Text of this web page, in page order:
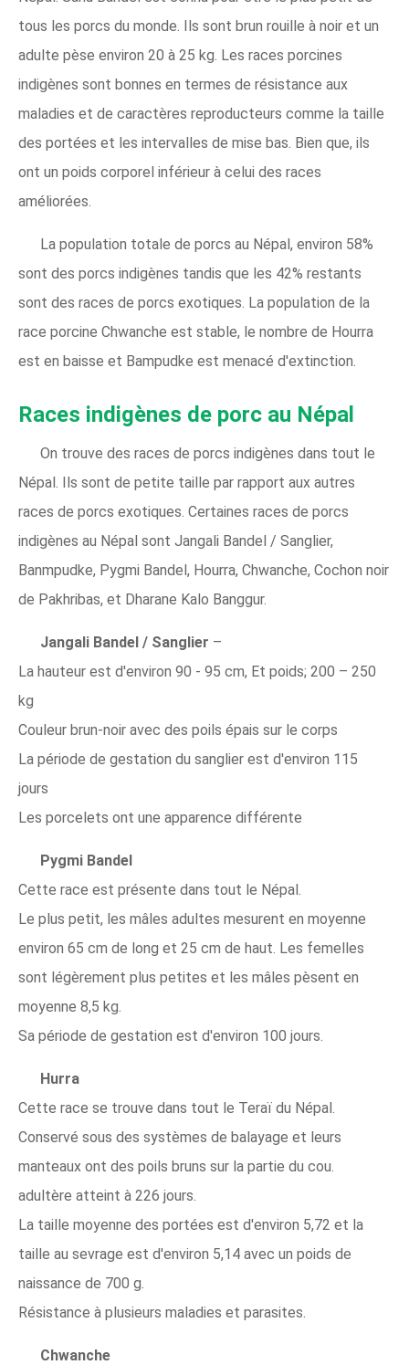
tous les porcs du monde. Ils sont brun rouille à noir et un
adulte pèse environ 20 à 25 kg. Les races porcines
indigènes sont bonnes en termes de résistance aux
maladies et de caractères reproducteurs comme la taille
des portées et les intervalles de mise bas. Bien que, ils
ont un poids corporel inférieur à celui des races
améliorées.
La population totale de porcs au Népal, environ 58%
sont des porcs indigènes tandis que les 42% restants
sont des races de porcs exotiques. La population de la
race porcine Chwanche est stable, le nombre de Hourra
est en baisse et Bampudke est menacé d'extinction.
Races indigènes de porc au Népal
On trouve des races de porcs indigènes dans tout le
Népal. Ils sont de petite taille par rapport aux autres
races de porcs exotiques. Certaines races de porcs
indigènes au Népal sont Jangali Bandel / Sanglier,
Banmpudke, Pygmi Bandel, Hourra, Chwanche, Cochon noir
de Pakhribas, et Dharane Kalo Banggur.
Jangali Bandel / Sanglier –
La hauteur est d'environ 90 - 95 cm, Et poids; 200 – 250
kg
Couleur brun-noir avec des poils épais sur le corps
La période de gestation du sanglier est d'environ 115
jours
Les porcelets ont une apparence différente
Pygmi Bandel
Cette race est présente dans tout le Népal.
Le plus petit, les mâles adultes mesurent en moyenne
environ 65 cm de long et 25 cm de haut. Les femelles
sont légèrement plus petites et les mâles pèsent en
moyenne 8,5 kg.
Sa période de gestation est d'environ 100 jours.
Hurra
Cette race se trouve dans tout le Teraï du Népal.
Conservé sous des systèmes de balayage et leurs
manteaux ont des poils bruns sur la partie du cou.
adultère atteint à 226 jours.
La taille moyenne des portées est d'environ 5,72 et la
taille au sevrage est d'environ 5,14 avec un poids de
naissance de 700 g.
Résistance à plusieurs maladies et parasites.
Chwanche